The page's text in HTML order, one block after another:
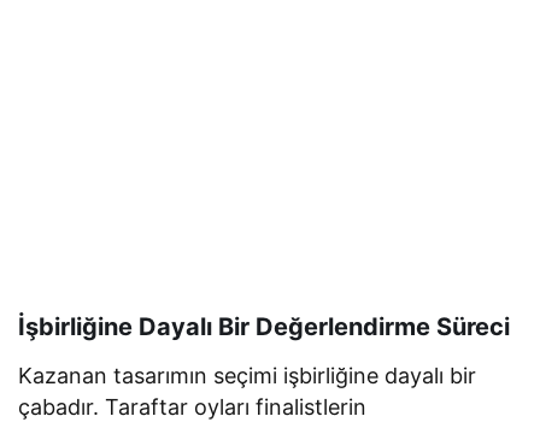
İşbirliğine Dayalı Bir Değerlendirme Süreci
Kazanan tasarımın seçimi işbirliğine dayalı bir
çabadır. Taraftar oyları finalistlerin